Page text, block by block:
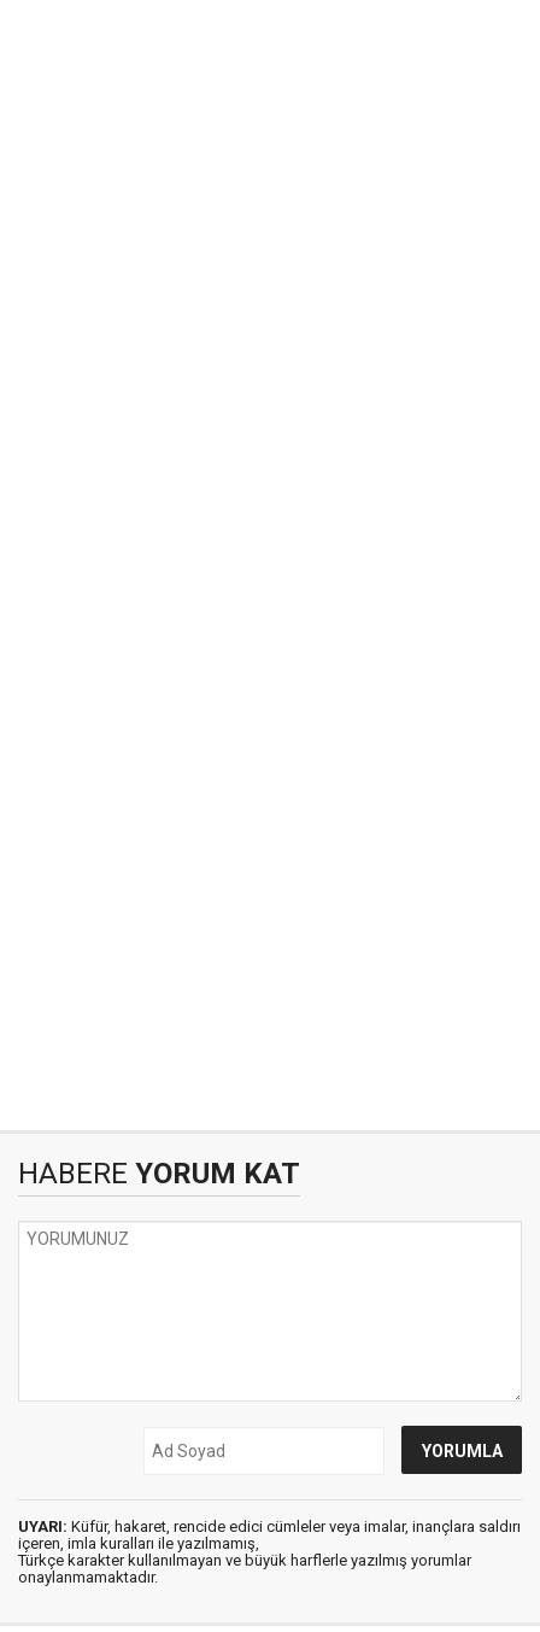
HABERE YORUM KAT
UYARI: Küfür, hakaret, rencide edici cümleler veya imalar, inançlara saldırı
içeren, imla kuralları ile yazılmamış,
Türkçe karakter kullanılmayan ve büyük harflerle yazılmış yorumlar
onaylanmamaktadır.